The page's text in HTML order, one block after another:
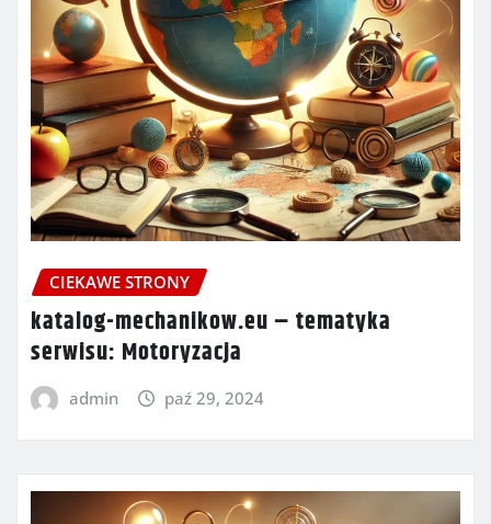
CIEKAWE STRONY
katalog-mechanikow.eu – tematyka
serwisu: Motoryzacja
admin paź 29, 2024